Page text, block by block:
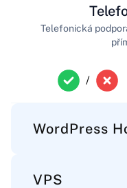
/
Telefonická
WordPress
VPS